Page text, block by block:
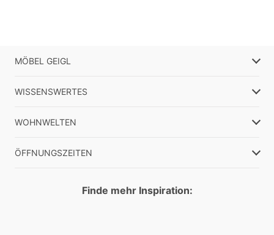
MÖBEL GEIGL
WISSENSWERTES
WOHNWELTEN
ÖFFNUNGSZEITEN
Finde mehr Inspiration: